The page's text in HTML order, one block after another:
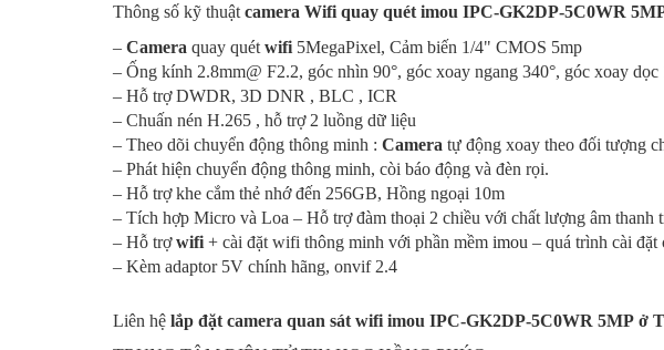
Thông số kỹ thuật camera Wifi quay quét imou IPC-GK2DP-5C0WR
– Camera quay quét wifi 5MegaPixel, Cảm biến 1/4" CMOS 5mp
– Ống kính 2.8mm@ F2.2, góc nhìn 90°, góc xoay ngang 340°, góc xoay dọc
– Hỗ trợ DWDR, 3D DNR , BLC , ICR
– Chuấn nén H.265 , hỗ trợ 2 luồng dữ liệu
– Theo dõi chuyển động thông minh : Camera tự động xoay theo đối tượng
– Phát hiện chuyển động thông minh, còi báo động và đèn rọi.
– Hỗ trợ khe cắm thẻ nhớ đến 256GB, Hồng ngoại 10m
– Tích hợp Micro và Loa – Hỗ trợ đàm thoại 2 chiều với chất lượng âm thanh
– Hỗ trợwifi + cài đặt wifi thông minh với phần mềm imou – quá trình cài
– Kèm adaptor 5V chính hãng, onvif 2.4
Liên hệ lắp đặt camera quan sát wifi imou IPC-GK2DP-5C0WR 5MP ở